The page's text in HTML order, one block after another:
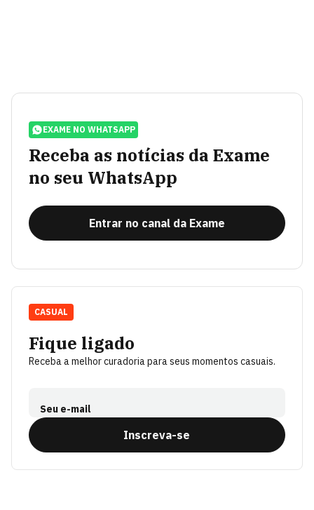
EXAME NO WHATSAPP
Receba as notícias da Exame
no seu WhatsApp
Entrar no canal da Exame
Fique ligado
Receba a melhor curadoria para seus momentos casuais.
Seu e-mail
Inscreva-se
CASUAL